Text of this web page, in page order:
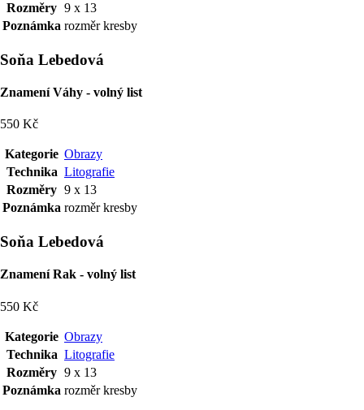
Rozměry 9 x 13
Poznámka rozměr kresby
Soňa Lebedová
Znamení Váhy - volný list
550 Kč
Kategorie Obrazy
Technika Litografie
Rozměry 9 x 13
Poznámka rozměr kresby
Soňa Lebedová
Znamení Rak - volný list
550 Kč
Kategorie Obrazy
Technika Litografie
Rozměry 9 x 13
Poznámka rozměr kresby